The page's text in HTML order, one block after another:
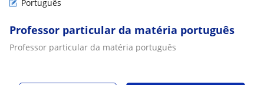
Português
Professor particular da matéria português
Professor particular da matéria português